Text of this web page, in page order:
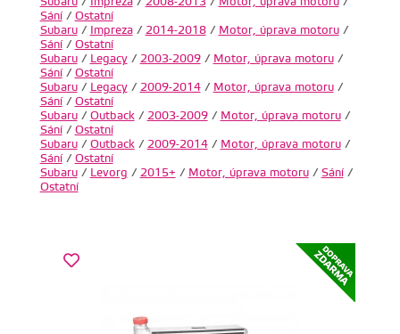
Sání/ Ostatní
Subaru/ Impreza/ 2014-2018/ Motor, úprava motoru/
Sání/ Ostatní
Subaru/ Legacy/ 2003-2009/ Motor, úprava motoru/
Sání/ Ostatní
Subaru/ Legacy/ 2009-2014/ Motor, úprava motoru/
Sání/ Ostatní
Subaru/ Outback/ 2003-2009/ Motor, úprava motoru/
Sání/ Ostatní
Subaru/ Outback/ 2009-2014/ Motor, úprava motoru/
Sání/ Ostatní
Subaru/ Levorg / 2015+ / Motor, úprava motoru/ Sání/
Ostatní